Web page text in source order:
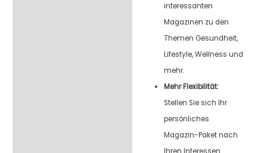
interessanten
Magazinen zu den
Themen Gesundheit,
Lifestyle, Wellness und
mehr.
Mehr Flexibilität:
Stellen Sie sich Ihr
persönliches
Magazin-Paket nach